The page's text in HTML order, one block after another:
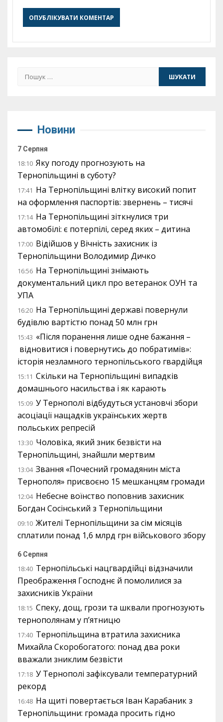
Пошук:
Новини
7 Серпня
18:10 Яку погоду прогнозують на
Тернопільщині в суботу?
17:41 На Тернопільщині влітку високий попит
на оформлення паспортів: звернень – тисячі
17:14 На Тернопільщині зіткнулися три
автомобілі: є потерпілі, серед яких – дитина
17:00 Відійшов у Вічність захисник із
Тернопільщини Володимир Дичко
16:56 На Тернопільщині знімають
документальний цикл про ветеранок ОУН та
УПА
16:20 На Тернопільщині державі повернули
будівлю вартістю понад 50 млн грн
15:43 «Після поранення лише одне бажання –
відновитися і повернутись до побратимів»:
історія незламного тернопільського гвардійця
15:11 Скільки на Тернопільщині випадків
домашнього насильства і як карають
15:09 У Тернополі відбудуться установчі збори
асоціації нащадків українських жертв
польських репресій
13:30 Чоловіка, який зник безвісти на
Тернопільщині, знайшли мертвим
13:04 Звання «Почесний громадянин міста
Тернополя» присвоєно 15 мешканцям громади
12:04 Небесне воїнство поповнив захисник
Богдан Сосінський з Тернопільщини
09:10 Жителі Тернопільщини за сім місяців
сплатили понад 1,6 млрд грн військового збору
6 Серпня
18:40 Тернопільські нацгвардійці відзначили
Преображення Господнє й помолилися за
захисників України
18:15 Спеку, дощ, грози та шквали прогнозують
тернополянам у п’ятницю
17:40 Тернопільщина втратила захисника
Михайла Скоробогатого: понад два роки
вважали зниклим безвісти
17:18 У Тернополі зафіксували температурний
рекорд
16:48 На щиті повертається Іван Карабаник з
Тернопільщини: громада просить гідно